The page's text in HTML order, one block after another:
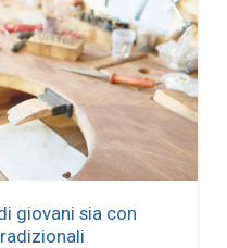
giovani sia con